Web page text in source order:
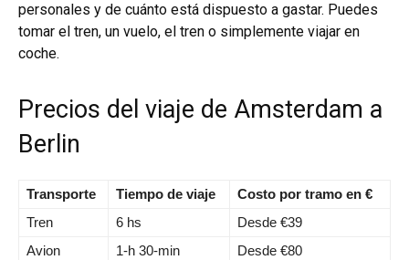
personales y de cuánto está dispuesto a gastar. Puedes
tomar el tren, un vuelo, el tren o simplemente viajar en
coche.
Precios del viaje de Amsterdam a
Berlin
Transporte Tiempo de viaje
Costo por tramo en €
Tren
6 hs
Desde €39
Avion
1-h 30-min
Desde €80